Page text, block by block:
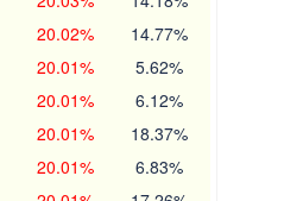
20.02% 14.77%
20.01% 5.62%
20.01% 6.12%
20.01% 18.37%
20.01% 6.83%